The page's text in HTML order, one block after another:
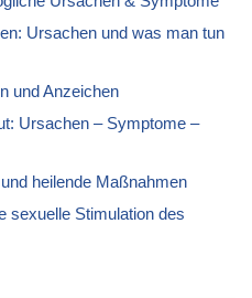
Ursachen und was man tun
und Anzeichen
Ursachen – Symptome –
heilende Maßnahmen
sexuelle Stimulation des